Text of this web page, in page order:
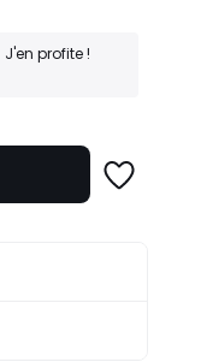
J'en profite !